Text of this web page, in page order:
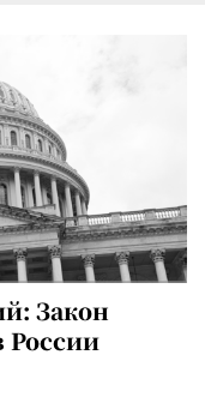
Закон
России